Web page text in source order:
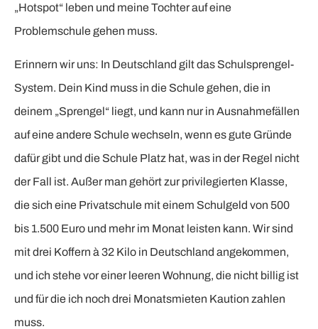
„Hotspot“ leben und meine Tochter auf eine
Problemschule gehen muss.
Erinnern wir uns: In Deutschland gilt das Schulsprengel-
System. Dein Kind muss in die Schule gehen, die in
deinem „Sprengel“ liegt, und kann nur in Ausnahmefällen
auf eine andere Schule wechseln, wenn es gute Gründe
dafür gibt und die Schule Platz hat, was in der Regel nicht
der Fall ist. Außer man gehört zur privilegierten Klasse,
die sich eine Privatschule mit einem Schulgeld von 500
bis 1.500 Euro und mehr im Monat leisten kann. Wir sind
mit drei Koffern à 32 Kilo in Deutschland angekommen,
und ich stehe vor einer leeren Wohnung, die nicht billig ist
und für die ich noch drei Monatsmieten Kaution zahlen
muss.